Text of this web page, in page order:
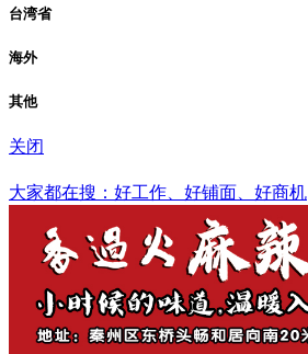
台湾省
海外
其他
关闭
大家都在搜：好工作、好铺面、好商机